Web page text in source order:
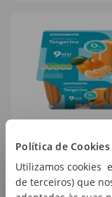
Política de Cookies
Utilizamos cookies
de terceiros) que
Gelatina Pronta
Continente
emb. 400 gr (4 un)